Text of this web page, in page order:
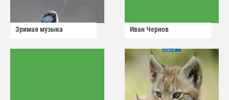
Зримая музыка Иван Чернов